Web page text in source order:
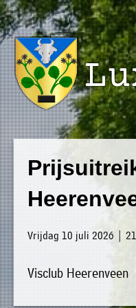
Vrijdag 10 juli 2026 |
Visclub Heerenveen
»
Home
»
Welkom
»
Nieuws
»
Agenda
»
Luxwoude.net
Plaatselijk
belang
Op
dit
moment
bestaat
het
bestuur